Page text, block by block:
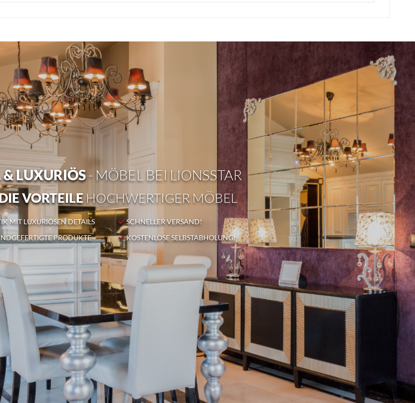
LUXURIÖS- MÖBEL BEI LIONSSTAR
VORTEILEHOCHWERTIGER MÖBEL
MIT LUXURIÖSEN DETAILS
PRODUKTE
SCHNELLER VERSAND!
KOSTENLOSE SELBSTABHOLUNG!